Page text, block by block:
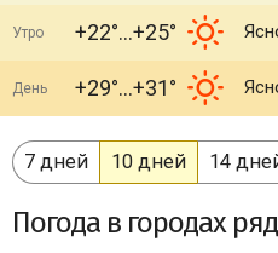
Утро +22° +25°
День +29° +31°
7 дней 10 дней 14
Погода в городах